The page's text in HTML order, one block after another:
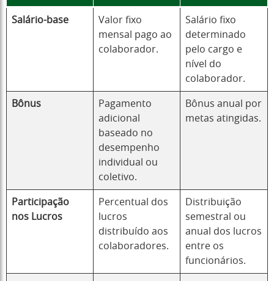
Salário-base
Valor fixo
mensal pago ao
colaborador.
Salário fixo
determinado
pelo cargo e
nível do
colaborador.
Bônus
Pagamento
adicional
baseado no
desempenho
individual ou
coletivo.
Bônus anual por
metas atingidas.
Participação
nos Lucros
Percentual dos
lucros
distribuído aos
colaboradores.
Distribuição
semestral ou
anual dos lucros
entre os
funcionários.